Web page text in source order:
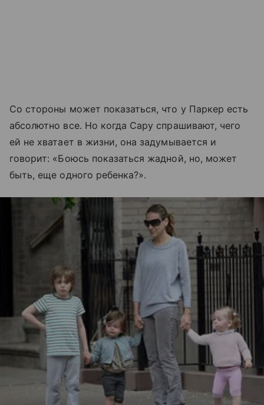
Со стороны может показаться, что у Паркер есть
абсолютно все. Но когда Сару спрашивают, чего
ей не хватает в жизни, она задумывается и
говорит: «Боюсь показаться жадной, но, может
быть, еще одного ребенка?».